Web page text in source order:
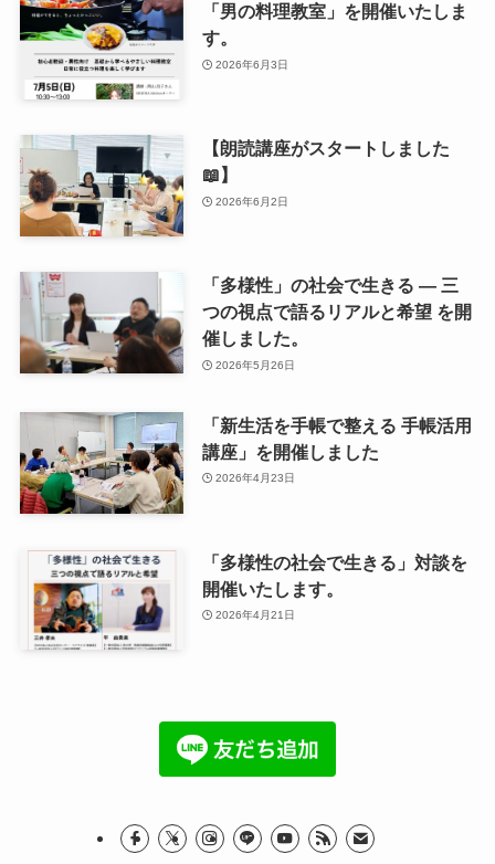
「男の料理教室」を開催いたしま
す。
2026年6月3日
【朗読講座がスタートしました
📖】
2026年6月2日
「多様性」の社会で生きる ― 三
つの視点で語るリアルと希望 を開
催しました。
2026年5月26日
「新生活を手帳で整える 手帳活用
講座」を開催しました
2026年4月23日
「多様性の社会で生きる」対談を
開催いたします。
2026年4月21日